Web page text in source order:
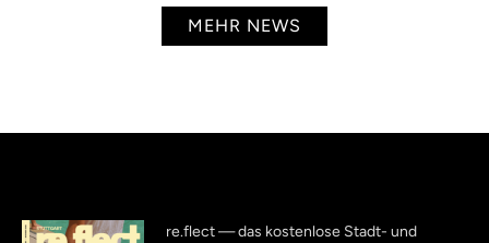
MEHR NEWS
re.flect — das kostenlose Stadt- und